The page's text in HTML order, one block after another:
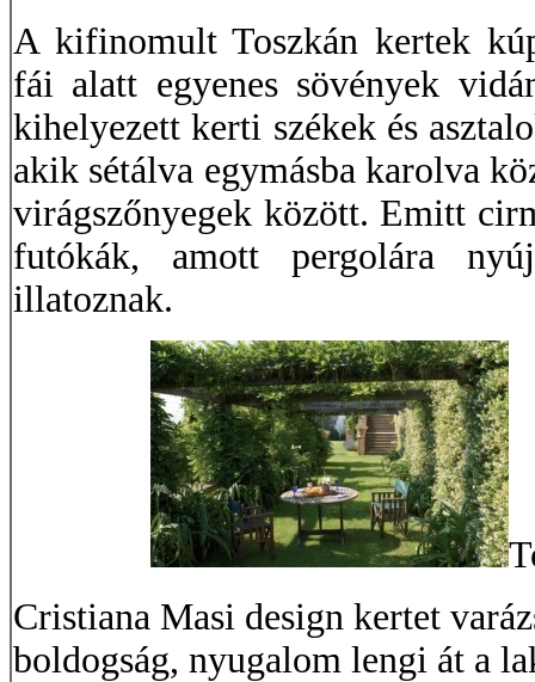
A kifinomult Toszkán kertek
fái alatt egyenes sövények
kihelyezett kerti székek és
akik sétálva egymásba karolva
virágszőnyegek között. Emitt
futókák, amott pergolára
illatoznak.
Cristiana Masi design kertet
boldogság, nyugalom lengi át a